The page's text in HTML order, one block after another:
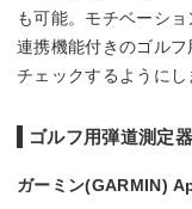
も可能。モチベーシ
連携機能付きのゴル
チェックするようにし
ゴルフ用弾道測定
ガーミン(GARMIN)